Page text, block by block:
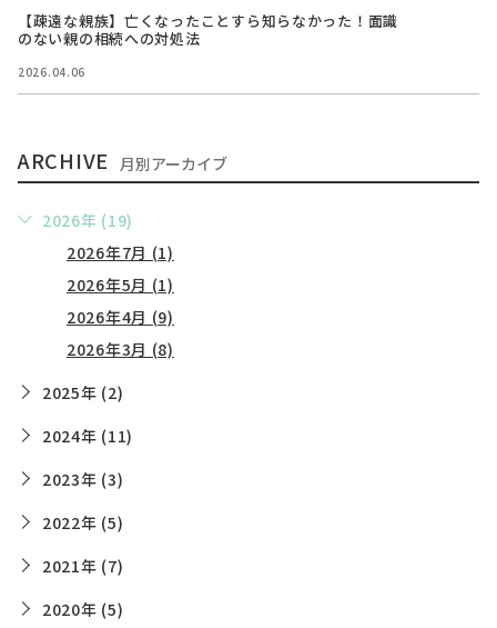
【疎遠な親族】亡くなったことすら知らなかった！面識
のない親の相続への対処法
2026.04.06
ARCHIVE 月別アーカイブ
2026年 (19)
2026年7月 (1)
2026年5月 (1)
2026年4月 (9)
2026年3月 (8)
2025年 (2)
2024年 (11)
2023年 (3)
2022年 (5)
2021年 (7)
2020年 (5)